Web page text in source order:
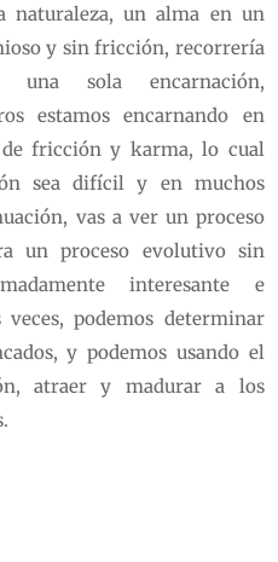
naturaleza, un alma en un
y sin fricción, recorrería
sola encarnación,
estamos encarnando en
fricción y karma, lo cual
sea difícil y en muchos
vas a ver un proceso
un proceso evolutivo sin
interesante e
podemos determinar
y podemos usando el
atraer y madurar a los